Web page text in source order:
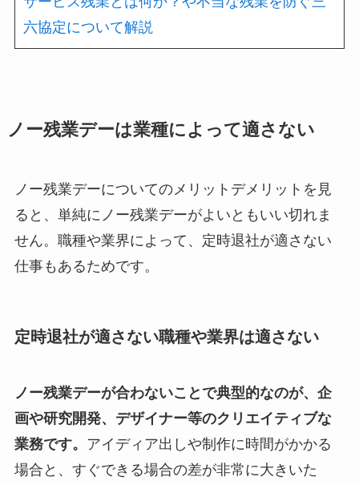
六協定について解説
ノー残業デーは業種によって適さない
ノー残業デーについてのメリットデメリットを見
ると、単純にノー残業デーがよいともいい切れま
せん。職種や業界によって、定時退社が適さない
仕事もあるためです。
定時退社が適さない職種や業界は適さない
ノー残業デーが合わないことで典型的なのが、企
画や研究開発、デザイナー等のクリエイティブな
業務です。 アイディア出しや制作に時間がかかる
場合と、すぐできる場合の差が非常に大きいた